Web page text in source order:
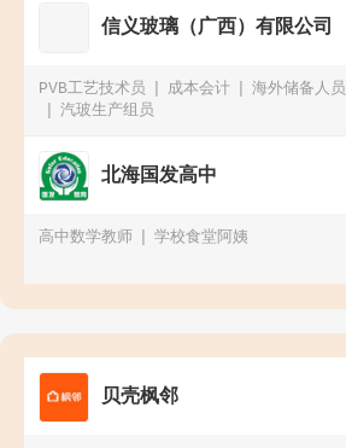
信义玻璃（广西）有限公司
PVB工艺技术员 成本会计
海外储备人员
汽玻生产组员
北海国发高中
高中数学教师 学校食堂阿姨
贝壳枫邻